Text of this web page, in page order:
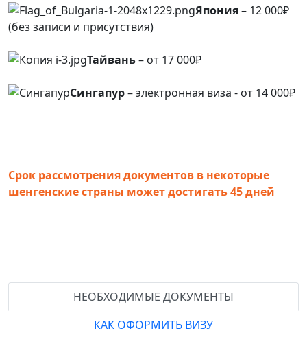
Япония– 12 000₽
(без записи и присутствия)
Тайвань– от 17 000₽
Сингапур– электронная виза - от 14 000₽
Срок рассмотрения документов в некоторые
шенгенские страны может достигать 45 дней
НЕОБХОДИМЫЕ ДОКУМЕНТЫ
КАК ОФОРМИТЬ ВИЗУ